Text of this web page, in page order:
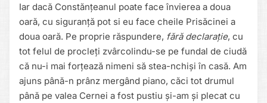
Iar dacă Constănțeanul poate face învierea a doua
oară, cu siguranță pot si eu face cheile Prisăcinei a
doua oară. Pe proprie răspundere, fără declarație, cu
tot felul de procleți zvârcolindu-se pe fundal de ciudă
că nu-i mai forțează nimeni să stea-nchiși în casă. Am
ajuns până-n prânz mergând piano, căci tot drumul
până pe valea Cernei a fost pustiu și-am și plecat cu